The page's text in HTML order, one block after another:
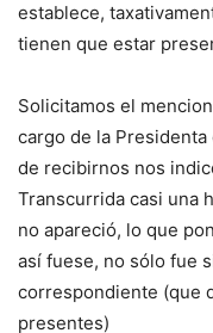
establece,
tienen que estar
Solicitamos el
cargo de la Presidenta
de recibirnos nos
Transcurrida casi una
no apareció, lo que
así fuese, no sólo fue
correspondiente (que
presentes)